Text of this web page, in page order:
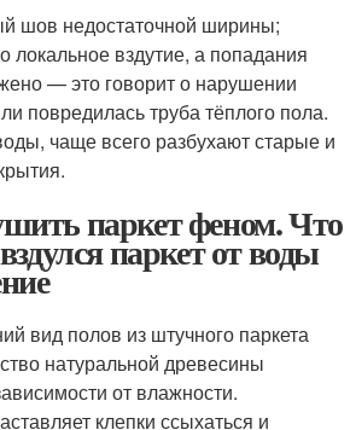
шов недостаточной ширины;
локальное вздутие, а попадания
— это говорит о нарушении
повредилась труба тёплого пола.
чаще всего разбухают старые и
паркет феном. Что
паркет от воды
вид полов из штучного паркета
натуральной древесины
от влажности.
клепки ссыхаться и